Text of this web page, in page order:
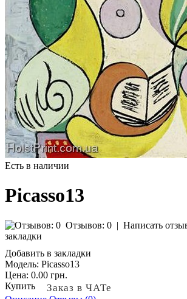
Есть в наличии
Picasso13
Отзывов: 0 | Написать
закладки
Добавить в закладки
Модель: Picasso13
Цена: 0.00 грн.
Купить
Заказ в ЧАТе